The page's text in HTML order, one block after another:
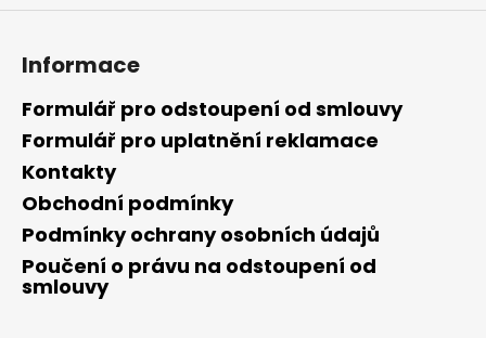
n
a
j
í
t
?
HLEDAT
Informace
Formulář pro odstoupení od smlouvy
Formulář pro uplatnění reklamace
Kontakty
Obchodní podmínky
Podmínky ochrany osobních údajů
Poučení o právu na odstoupení od
smlouvy